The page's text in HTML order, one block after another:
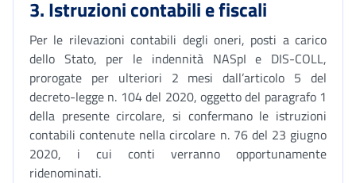
3. Istruzioni contabili e fiscali
Per le rilevazioni contabili degli oneri, posti a carico
dello Stato, per le indennità NASpI e DIS-COLL,
prorogate per ulteriori 2 mesi dall’articolo 5 del
decreto-legge n. 104 del 2020, oggetto del paragrafo 1
della presente circolare, si confermano le istruzioni
contabili contenute nella circolare n. 76 del 23 giugno
2020, i cui conti verranno opportunamente
ridenominati.